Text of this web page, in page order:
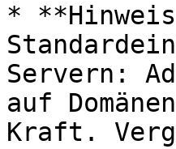
*
Servern:
auf
Kraft.